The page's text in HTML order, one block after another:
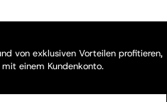
von exklusiven Vorteilen profitieren,
einem Kundenkonto.